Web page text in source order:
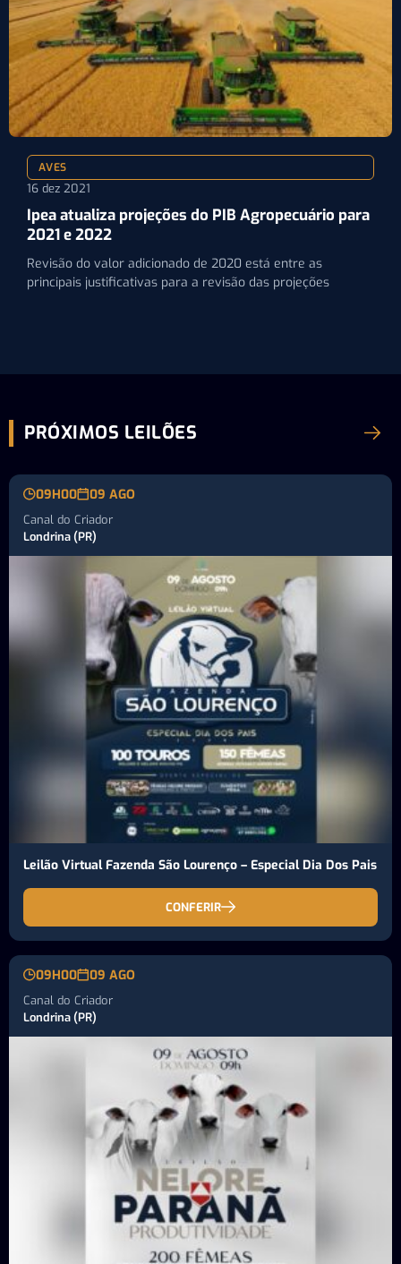
AVES
16 dez 2021
Ipea atualiza projeções do PIB Agropecuário para
2021 e 2022
Revisão do valor adicionado de 2020 está entre as
principais justificativas para a revisão das projeções
PRÓXIMOS LEILÕES
09H00 09 AGO
Canal do Criador
Londrina (PR)
Leilão Virtual Fazenda São Lourenço – Especial Dia Dos Pais
CONFERIR
09H00 09 AGO
Canal do Criador
Londrina (PR)